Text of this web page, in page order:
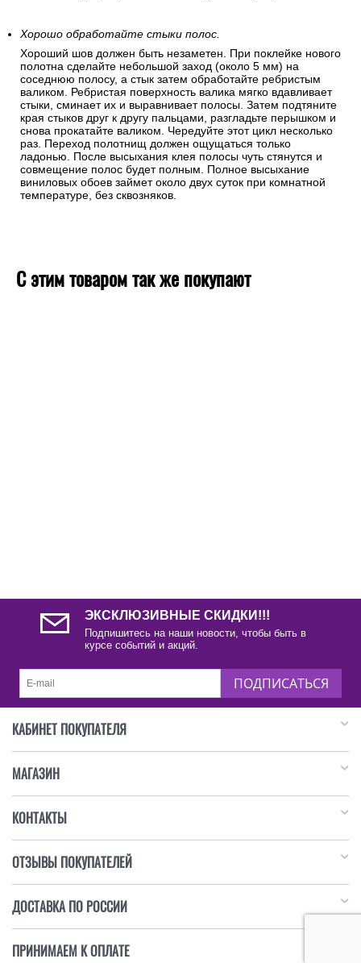
Хорошо обработайте стыки полос.
Хороший шов должен быть незаметен. При поклейке нового
полотна сделайте небольшой заход (около 5 мм) на
соседнюю полосу, а стык затем обработайте ребристым
валиком. Ребристая поверхность валика мягко вдавливает
стыки, сминает их и выравнивает полосы. Затем подтяните
края стыков друг к другу пальцами, разгладьте перышком и
снова прокатайте валиком. Чередуйте этот цикл несколько
раз. Переход полотнищ должен ощущаться только
ладонью. После высыхания клея полосы чуть стянутся и
совмещение полос будет полным. Полное высыхание
виниловых обоев займет около двух суток при комнатной
температуре, без сквозняков.
С этим товаром так же покупают
ЭКСКЛЮЗИВНЫЕ СКИДКИ!!!
Подпишитесь на наши новости, чтобы быть в
курсе событий и акций.
ПОДПИСАТЬСЯ
КАБИНЕТ ПОКУПАТЕЛЯ
МАГАЗИН
КОНТАКТЫ
ОТЗЫВЫ ПОКУПАТЕЛЕЙ
ДОСТАВКА ПО РОССИИ
ПРИНИМАЕМ К ОПЛАТЕ